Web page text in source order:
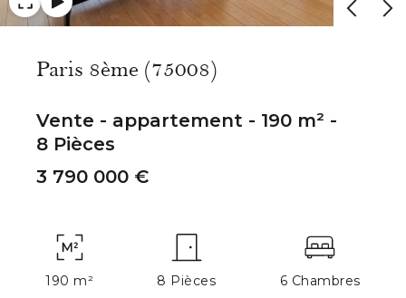
Paris 8ème (75008)
Vente - appartement - 190 m² -
8 Pièces
3 790 000 €
190 m² 8 Pièces 6 Chambres